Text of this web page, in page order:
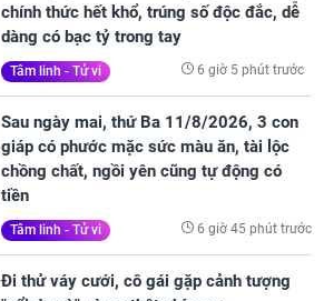
chính thức hết khổ, trúng số độc đắc, dễ
dàng có bạc tỷ trong tay
Tâm linh - Tử vi 6 giờ 5 phút trước
Sau ngày mai, thứ Ba 11/8/2026, 3 con
giáp có phước mặc sức màu ăn, tài lộc
chồng chất, ngồi yên cũng tự động có
tiền
Tâm linh - Tử vi 6 giờ 45 phút trước
Đi thử váy cưới, cô gái gặp cảnh tượng